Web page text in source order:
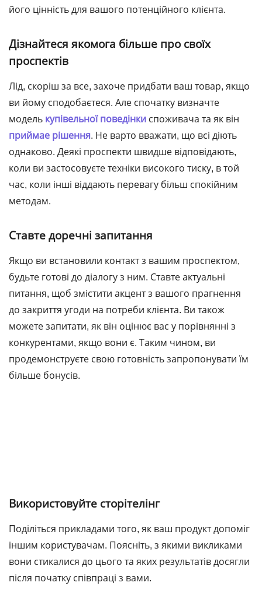
його цінність для вашого потенційного клієнта.
Дізнайтеся якомога більше про своїх
проспектів
Лід, скоріш за все, захоче придбати ваш товар, якщо
ви йому сподобаєтеся. Але спочатку визначте
модель купівельної поведінки споживача та як він
приймае рішення. Не варто вважати, що всі діють
однаково. Деякі проспекти швидше відповідають,
коли ви застосовуєте техніки високого тиску, в той
час, коли інші віддають перевагу більш спокійним
методам.
Ставте доречні запитання
Якщо ви встановили контакт з вашим проспектом,
будьте готові до діалогу з ним. Ставте актуальні
питання, щоб змістити акцент з вашого прагнення
до закриття угоди на потреби клієнта. Ви також
можете запитати, як він оцінює вас у порівнянні з
конкурентами, якщо вони є. Таким чином, ви
продемонструєте свою готовність запропонувати їм
більше бонусів.
Використовуйте сторітелінг
Поділіться прикладами того, як ваш продукт допоміг
іншим користувачам. Поясніть, з якими викликами
вони стикалися до цього та яких результатів досягли
після початку співпраці з вами.